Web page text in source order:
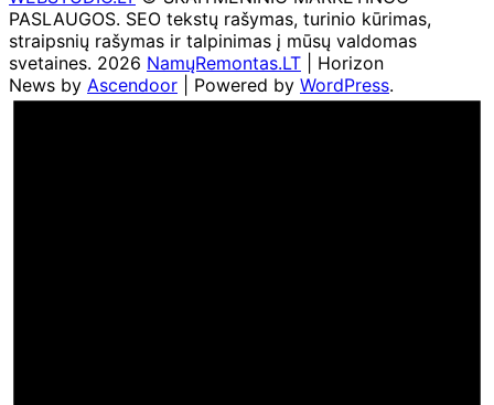
PASLAUGOS. SEO tekstų rašymas, turinio kūrimas,
straipsnių rašymas ir talpinimas į mūsų valdomas
svetaines. 2026 NamųRemontas.LT | Horizon
News by Ascendoor | Powered by WordPress.